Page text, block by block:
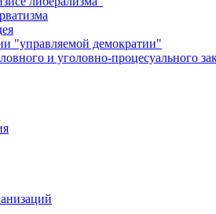
"управляемой демократии"
и уголовно-процесуального